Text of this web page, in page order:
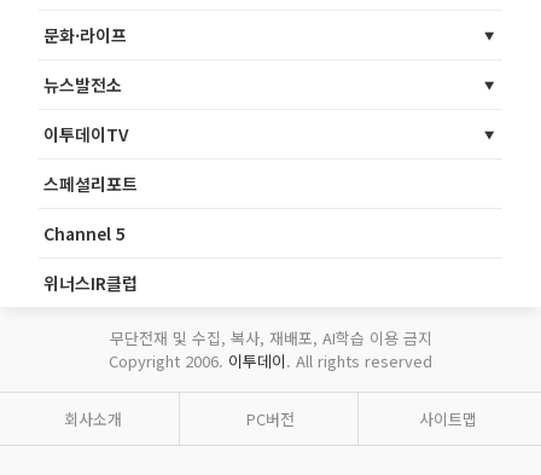
문화·라이프
뉴스발전소
이투데이TV
스페셜리포트
Channel 5
위너스IR클럽
무단전재 및 수집, 복사, 재배포, AI학습 이용 금지
Copyright 2006. 이투데이. All rights reserved
회사소개 PC버전 사이트맵